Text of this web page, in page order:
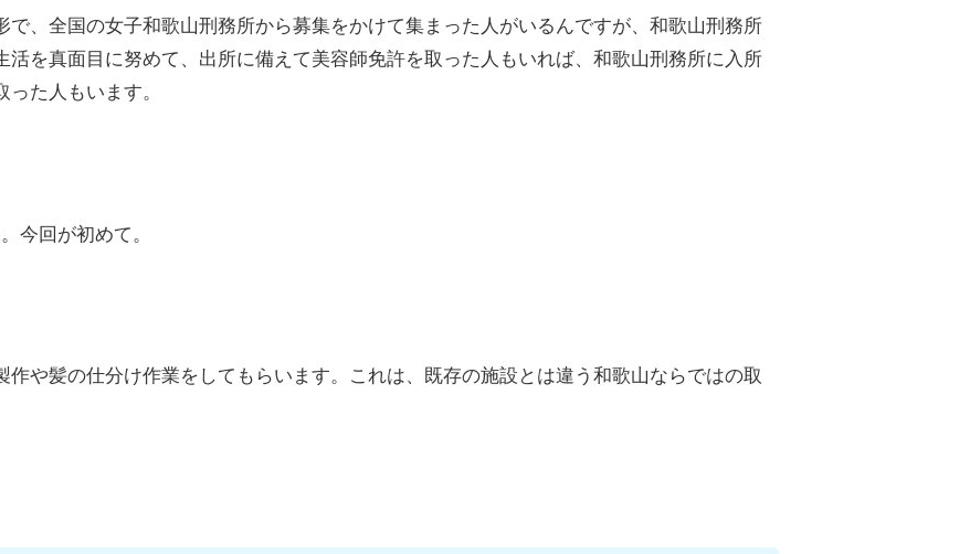
で、全国の女子和歌山刑務所から募集をかけて集まった人がいるんですが、和歌山刑務所
活を真面目に努めて、出所に備えて美容師免許を取った人もいれば、和歌山刑務所に入所
た人もいます。
今回が初めて。
作や髪の仕分け作業をしてもらいます。これは、既存の施設とは違う和歌山ならではの取